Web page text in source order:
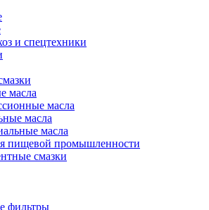
и спецтехники
масла
масла
масла
масла
пищевой промышленности
смазки
фильтры